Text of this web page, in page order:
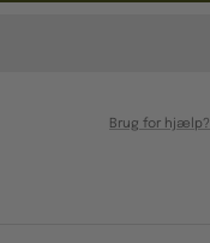
Brug for hjælp?